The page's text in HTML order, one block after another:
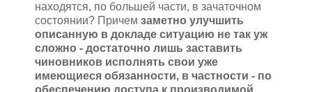
находятся, по большей части, в зачаточном
состоянии? Причем заметно улучшить
описанную в докладе ситуацию не так уж
сложно - достаточно лишь заставить
чиновников исполнять свои уже
имеющиеся обязанности, в частности - по